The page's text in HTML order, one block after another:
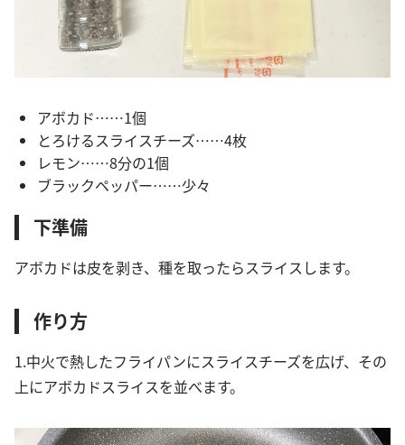
アボカド……1個
とろけるスライスチーズ……4枚
レモン……8分の1個
ブラックペッパー……少々
下準備
アボカドは皮を剥き、種を取ったらスライスします。
作り方
1.中火で熱したフライパンにスライスチーズを広げ、その
上にアボカドスライスを並べます。